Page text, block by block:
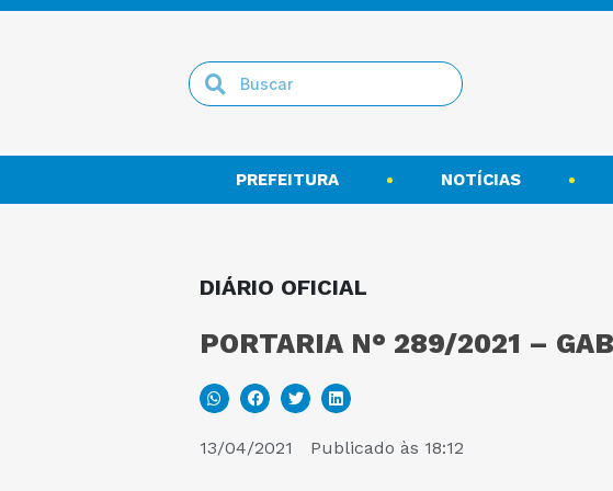
PREFEITURA NOTÍCIAS
DIÁRIO OFICIAL
PORTARIA N° 289/2021 –
13/04/2021 Publicado às 18:12